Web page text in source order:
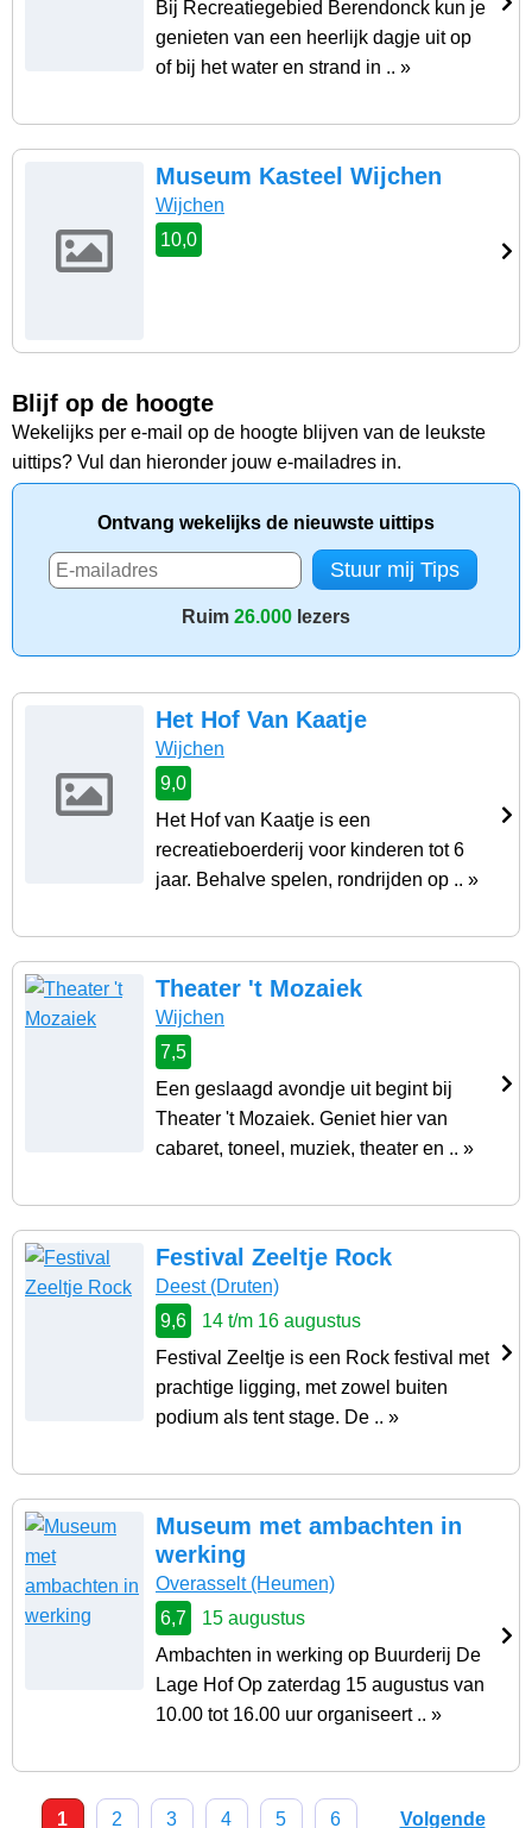
Bij Recreatiegebied Berendonck kun je
genieten van een heerlijk dagje uit op
of bij het water en strand in .. »
Museum Kasteel Wijchen
Wijchen
10,0
Blijf op de hoogte
Wekelijks per e-mail op de hoogte blijven van de leukste
uittips? Vul dan hieronder jouw e-mailadres in.
Ontvang wekelijks de nieuwste uittips
Ruim 26.000 lezers
Het Hof Van Kaatje
Wijchen
9,0
Het Hof van Kaatje is een
recreatieboerderij voor kinderen tot 6
jaar. Behalve spelen, rondrijden op .. »
Theater 't Mozaiek
Wijchen
7,5
Een geslaagd avondje uit begint bij
Theater 't Mozaiek. Geniet hier van
cabaret, toneel, muziek, theater en .. »
Festival Zeeltje Rock
Deest(Druten)
9,6
14 t/m 16 augustus
Festival Zeeltje is een Rock festival met
prachtige ligging, met zowel buiten
podium als tent stage. De .. »
Museum met ambachten in
werking
Overasselt(Heumen)
6,7
15 augustus
Ambachten in werking op Buurderij De
Lage Hof Op zaterdag 15 augustus van
10.00 tot 16.00 uur organiseert .. »
1 2 3 4 5 6 Volgende